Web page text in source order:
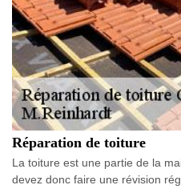
Réparation de toiture
La toiture est une partie de la
devez donc faire une révision